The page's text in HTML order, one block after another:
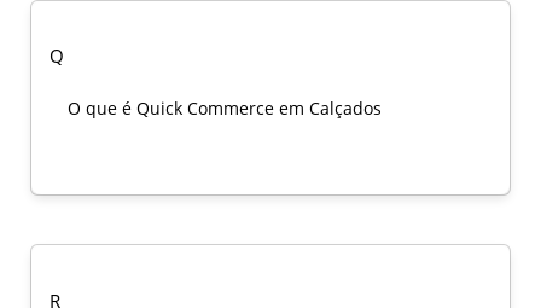
Q
O que é Quick Commerce em Calçados
R